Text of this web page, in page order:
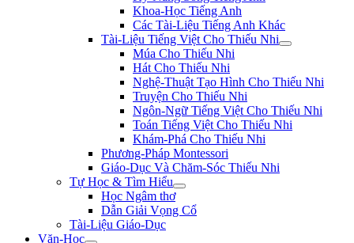
Khoa-Học Tiếng Anh
Các Tài-Liệu Tiếng Anh Khác
Tài-Liệu Tiếng Việt Cho Thiếu Nhi
Múa Cho Thiếu Nhi
Hát Cho Thiếu Nhi
Nghệ-Thuật Tạo Hình Cho Thiếu Nhi
Truyện Cho Thiếu Nhi
Ngôn-Ngữ Tiếng Việt Cho Thiếu Nhi
Toán Tiếng Việt Cho Thiếu Nhi
Khám-Phá Cho Thiếu Nhi
Phương-Pháp Montessori
Giáo-Dục Và Chăm-Sóc Thiếu Nhi
Tự Học & Tìm Hiểu
Học Ngâm thơ
Dẫn Giải Vọng Cổ
Tài-Liệu Giáo-Dục
Văn-Học